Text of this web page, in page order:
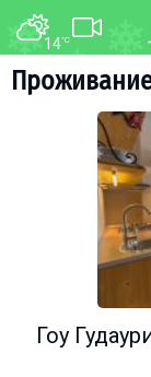
14°C
Гоу
О
Схема
Ски-
Прокат
Ски-
Дети в